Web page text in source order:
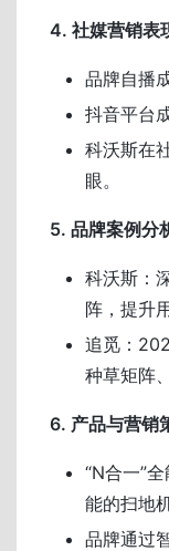
4. 社媒营销表
品牌自播
抖音平台
科沃斯在
眼。
5. 品牌案例分
科沃斯：
阵，提升
追觅：
种草矩阵
6. 产品与营销
“N合一”
能的扫地
品牌通过